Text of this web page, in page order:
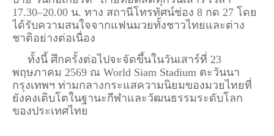
17.30–20.00 น. ทาง สถานีโทรทัศน์ช่อง 8 กด 27 โดย
ได้รับความสนใจจากแฟนมวยทั้งชาวไทยและต่าง
ชาติอย่างต่อเนื่อง
ทั้งนี้ ศึกครั้งต่อไปจะจัดขึ้นในวันเสาร์ที่ 23
พฤษภาคม 2569 ณ World Siam Stadium ตะวันนา
กรุงเทพฯ ท่ามกลางกระแสความนิยมของมวยไทยที่
ยังคงเติบโตในฐานะกีฬาและวัฒนธรรมระดับโลก
ของประเทศไทย